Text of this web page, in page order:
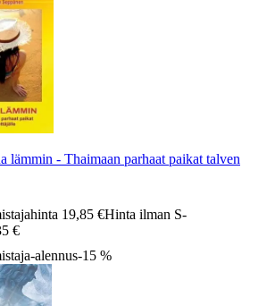
lämmin - Thaimaan parhaat paikat talven
19,85 €Hinta ilman S-
€
alennus-15 %